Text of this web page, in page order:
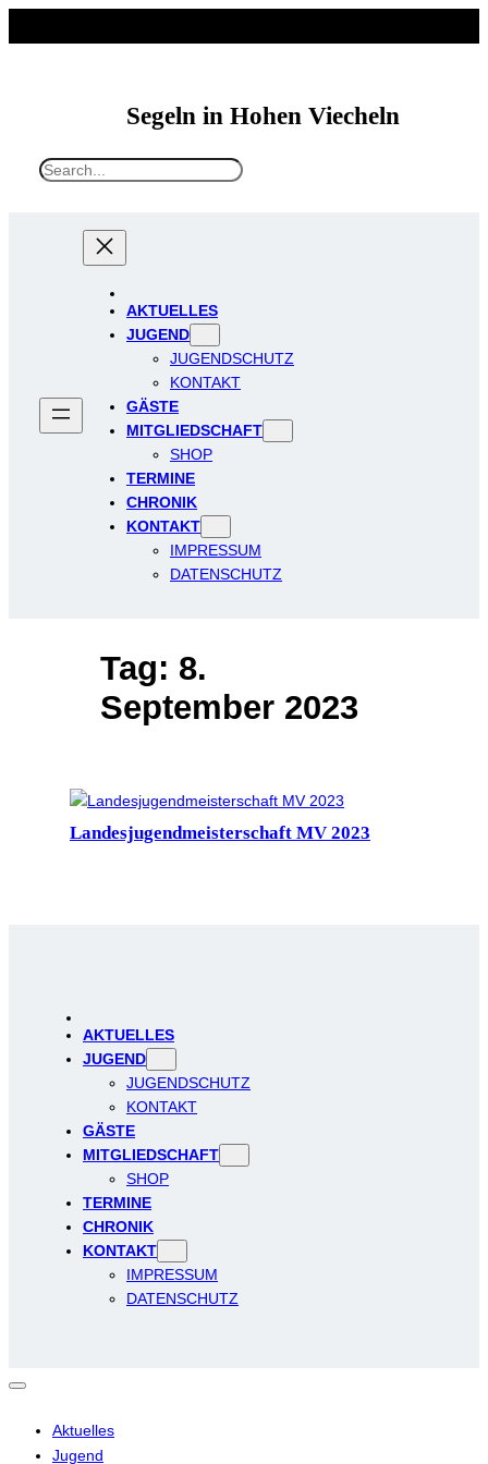
Inhalt
Segeln in Hohen Viecheln
S
AKTUELLES
JUGEND
JUGENDSCHUTZ
KONTAKT
GÄSTE
MITGLIEDSCHAFT
SHOP
TERMINE
CHRONIK
KONTAKT
IMPRESSUM
DATENSCHUTZ
Tag: 8.
September 2023
Landesjugendmeisterschaft MV 2023
AKTUELLES
JUGEND
JUGENDSCHUTZ
KONTAKT
GÄSTE
MITGLIEDSCHAFT
SHOP
TERMINE
CHRONIK
KONTAKT
IMPRESSUM
DATENSCHUTZ
Aktuelles
Jugend